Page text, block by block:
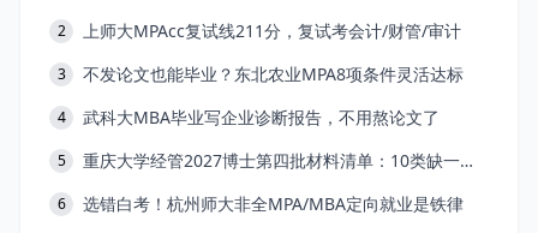
2 上师大MPAcc复试线211分，复试考会计/财管/审计
3 不发论文也能毕业？东北农业MPA8项条件灵活达标
4 武科大MBA毕业写企业诊断报告，不用熬论文了
5 重庆大学经管2027博士第四批材料清单：10类缺一不可
6 选错白考！杭州师大非全MPA/MBA定向就业是铁律